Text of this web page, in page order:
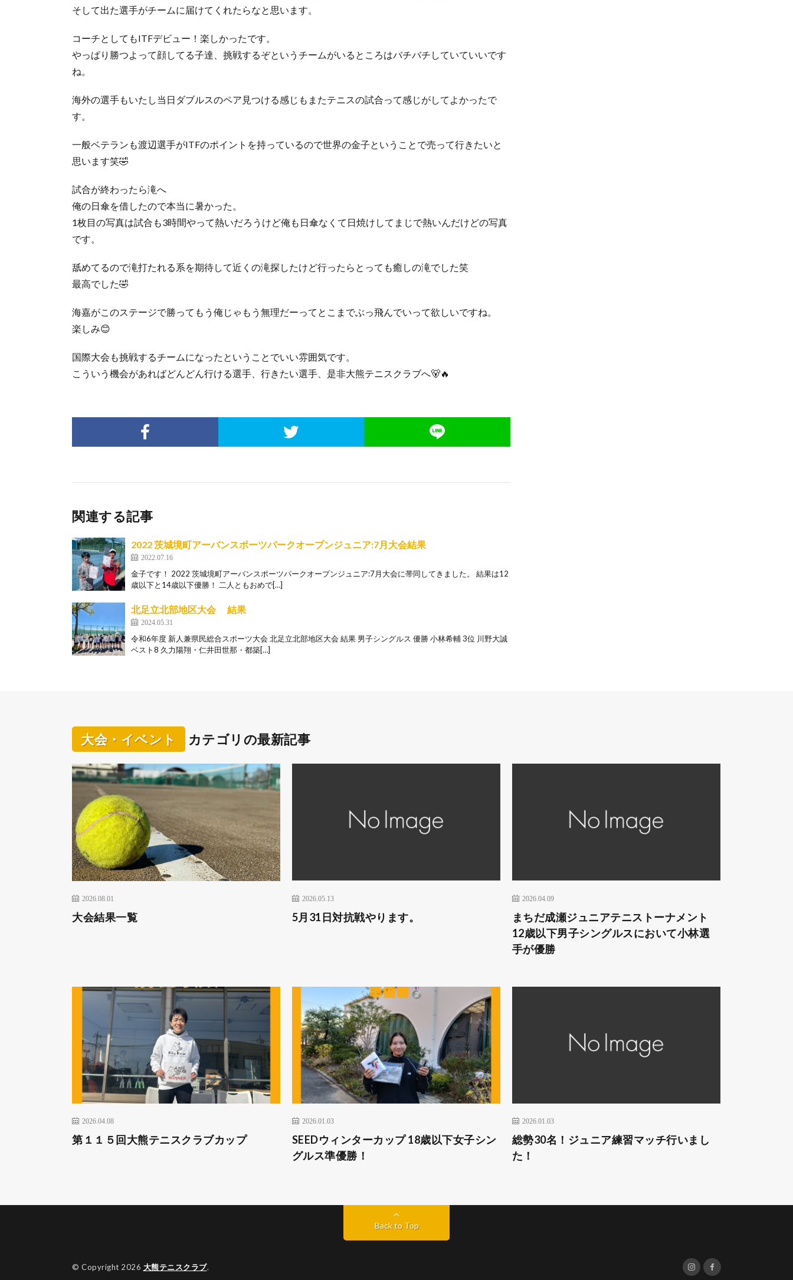
そして出た選手がチームに届けてくれたらなと思います。
コーチとしてもITFデビュー！楽しかったです。
やっぱり勝つよって顔してる子達、挑戦するぞというチームがいるところはバチバチしていていいです
ね。
海外の選手もいたし当日ダブルスのペア見つける感じもまたテニスの試合って感じがしてよかったで
す。
一般ベテランも渡辺選手がITFのポイントを持っているので世界の金子ということで売って行きたいと
思います笑🤣
試合が終わったら滝へ
俺の日傘を借したので本当に暑かった。
1枚目の写真は試合も3時間やって熱いだろうけど俺も日傘なくて日焼けしてまじで熱いんだけどの写真
です。
舐めてるので滝打たれる系を期待して近くの滝探したけど行ったらとっても癒しの滝でした笑
最高でした🤣
海嘉がこのステージで勝ってもう俺じゃもう無理だーってとこまでぶっ飛んでいって欲しいですね。
楽しみ😊
国際大会も挑戦するチームになったということでいい雰囲気です。
こういう機会があればどんどん行ける選手、行きたい選手、是非大熊テニスクラブへ🐻🔥
関連する記事
2022 茨城境町アーバンスポーツパークオープンジュニア:7月大会結果
2022.07.16
金子です！ 2022 茨城境町アーバンスポーツパークオープンジュニア:7月大会に帯同してきました。 結果は12
歳以下と14歳以下優勝！ 二人ともおめで[…]
北足立北部地区大会 結果
2024.05.31
令和6年度 新人兼県民総合スポーツ大会 北足立北部地区大会 結果 男子シングルス 優勝 小林希輔 3位 川野大誠
ベスト8 久力陽翔・仁井田世那・都築[…]
大会・イベント カテゴリの最新記事
2026.08.01
大会結果一覧
2026.05.13
5月31日対抗戦やります。
2026.04.09
まちだ成瀬ジュニアテニストーナメント
12歳以下男子シングルスにおいて小林選
手が優勝
2026.04.08
第１１５回大熊テニスクラブカップ
2026.01.03
SEEDウィンターカップ 18歳以下女子シン
グルス準優勝！
2026.01.03
総勢30名！ジュニア練習マッチ行いまし
た！
Back to Top
© Copyright 2026 大熊テニスクラブ.